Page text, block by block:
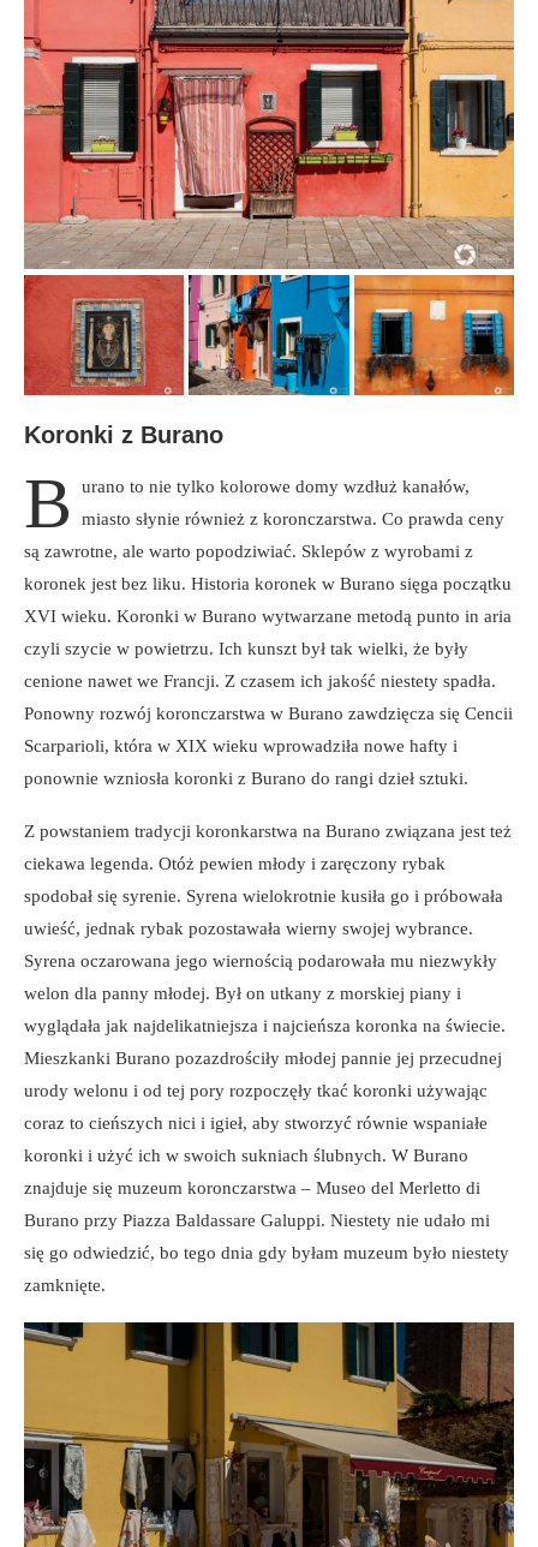
Koronki z Burano
B
urano to nie tylko kolorowe domy wzdłuż kanałów,
miasto słynie również z koronczarstwa. Co prawda ceny
są zawrotne, ale warto popodziwiać. Sklepów z wyrobami z
koronek jest bez liku. Historia koronek w Burano sięga początku
XVI wieku. Koronki w Burano wytwarzane metodą punto in aria
czyli szycie w powietrzu. Ich kunszt był tak wielki, że były
cenione nawet we Francji. Z czasem ich jakość niestety spadła.
Ponowny rozwój koronczarstwa w Burano zawdzięcza się Cencii
Scarparioli, która w XIX wieku wprowadziła nowe hafty i
ponownie wzniosła koronki z Burano do rangi dzieł sztuki.
Z powstaniem tradycji koronkarstwa na Burano związana jest też
ciekawa legenda. Otóż pewien młody i zaręczony rybak
spodobał się syrenie. Syrena wielokrotnie kusiła go i próbowała
uwieść, jednak rybak pozostawała wierny swojej wybrance.
Syrena oczarowana jego wiernością podarowała mu niezwykły
welon dla panny młodej. Był on utkany z morskiej piany i
wyglądała jak najdelikatniejsza i najcieńsza koronka na świecie.
Mieszkanki Burano pozazdrościły młodej pannie jej przecudnej
urody welonu i od tej pory rozpoczęły tkać koronki używając
coraz to cieńszych nici i igieł, aby stworzyć równie wspaniałe
koronki i użyć ich w swoich sukniach ślubnych. W Burano
znajduje się muzeum koronczarstwa – Museo del Merletto di
Burano przy Piazza Baldassare Galuppi. Niestety nie udało mi
się go odwiedzić, bo tego dnia gdy byłam muzeum było niestety
zamknięte.